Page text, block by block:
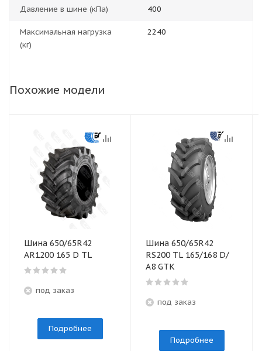
Давление в шине (кПа) 400
Максимальная нагрузка
(кг)
2240
Похожие модели
Шина 650/65R42
AR1200 165 D TL
под заказ
Подробнее
Шина 650/65R42
RS200 TL 165/168 D/
А8 GTK
под заказ
Подробнее